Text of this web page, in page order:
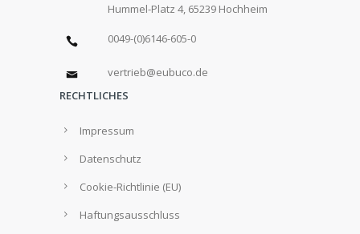
Hummel-Platz 4, 65239 Hochheim
0049-(0)6146-605-0
vertrieb@eubuco.de
RECHTLICHES
Impressum
Datenschutz
Cookie-Richtlinie (EU)
Haftungsausschluss